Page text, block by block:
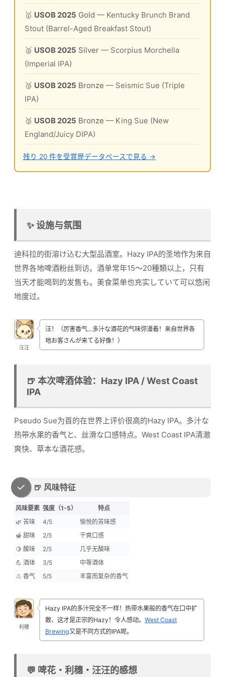
🥇 USOB 2025 Gold — Kentucky Brunch Brand
Stout (Barrel-Aged Breakfast Stout)
🥈 USOB 2025 Silver — Scorpius Morchella
(Imperial IPA)
🥉 USOB 2025 Bronze — Seismic Sue (Triple
IPA)
🥉 USOB 2025 Bronze — King Sue (New
England/Juicy DIPA)
残り 20 件を受賞歴データベースで見る →
✨ 设施与氛围
迪科拉的街溶け込む大型品酒室。Hazy IPA的圣地作为来自
世界各地啤酒粉丝到访。酒单常年15〜20種類以上，只有
当天才能喝到的发售も。美食菜单也充实していて可以悠闲
地度过。
汪汪
汪！（厉害香气…多汁な酒花的气味弥漫着！来自世界各
地お客さんが来てる好像！）
🍺 本次啤酒体验：Hazy IPA / West Coast
IPA
Pseudo Sue为首的在世界上评价很高的Hazy IPA。多汁な
热带水果的香气と、丝滑な口感特点。West Coast IPA清澈
爽快、草本な酒花感。
🍺 风味特征
风味要素 强度（1-5）
特点
🌿 苦味
4/5
愉悦的苦味感
🍯 甜味
2/5
干爽口感
🍋 酸味
2/5
几乎无酸味
💪 酒体
3/5
中等酒体
👃 香气
5/5 丰富而复杂的香气
利穗
Hazy IPA的多汁完全不一样！热带水果般的香气在口中扩
散、这才是正宗的Hazy！令人感动。 West Coast
Brewing又是不同方式的IPA呢。
💬 啤花・利穗・汪汪的感想